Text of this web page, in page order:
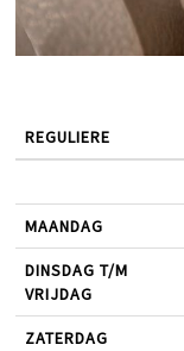
REGULIERE
MAANDAG
DINSDAG T/M
VRIJDAG
ZATERDAG